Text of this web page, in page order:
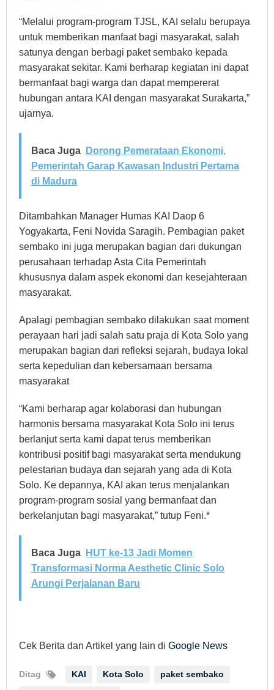
“Melalui program-program TJSL, KAI selalu berupaya
untuk memberikan manfaat bagi masyarakat, salah
satunya dengan berbagi paket sembako kepada
masyarakat sekitar. Kami berharap kegiatan ini dapat
bermanfaat bagi warga dan dapat mempererat
hubungan antara KAI dengan masyarakat Surakarta,”
ujarnya.
Baca Juga
Dorong Pemerataan Ekonomi,
Pemerintah Garap Kawasan Industri Pertama
di Madura
Ditambahkan Manager Humas KAI Daop 6
Yogyakarta, Feni Novida Saragih. Pembagian paket
sembako ini juga merupakan bagian dari dukungan
perusahaan terhadap Asta Cita Pemerintah
khususnya dalam aspek ekonomi dan kesejahteraan
masyarakat.
Apalagi pembagian sembako dilakukan saat moment
perayaan hari jadi salah satu praja di Kota Solo yang
merupakan bagian dari refleksi sejarah, budaya lokal
serta kepedulian dan kebersamaan bersama
masyarakat
“Kami berharap agar kolaborasi dan hubungan
harmonis bersama masyarakat Kota Solo ini terus
berlanjut serta kami dapat terus memberikan
kontribusi positif bagi masyarakat serta mendukung
pelestarian budaya dan sejarah yang ada di Kota
Solo. Ke depannya, KAI akan terus menjalankan
program-program sosial yang bermanfaat dan
berkelanjutan bagi masyarakat,” tutup Feni.*
Baca Juga
HUT ke-13 Jadi Momen
Transformasi Norma Aesthetic Clinic Solo
Arungi Perjalanan Baru
Cek Berita dan Artikel yang lain di Google News
Ditag KAI Kota Solo paket sembako